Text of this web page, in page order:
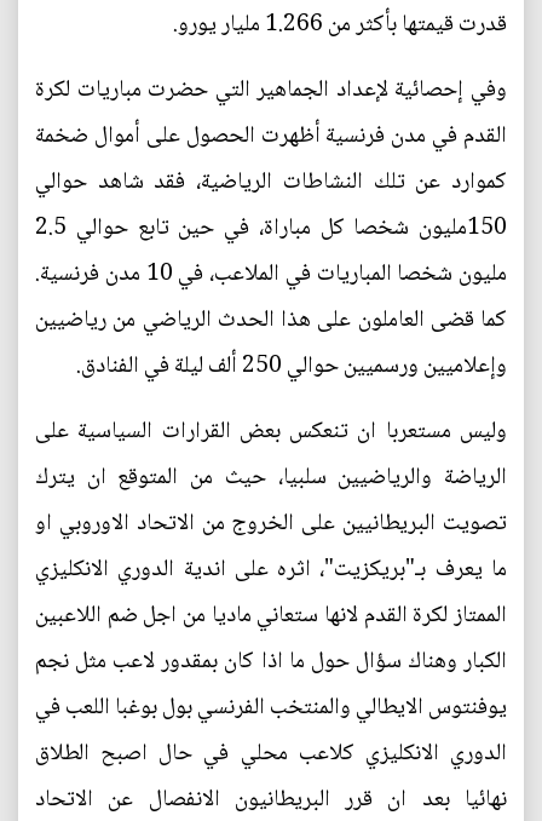
قدرت قيمتها بأكثر من 1.266 مليار يورو.
وفي إحصائية لإعداد الجماهير التي حضرت مباريات لكرة
القدم في مدن فرنسية أظهرت الحصول على أموال ضخمة
كموارد عن تلك النشاطات الرياضية، فقد شاهد حوالي
150مليون شخصا كل مباراة، في حين تابع حوالي 2.5
مليون شخصا المباريات في الملاعب، في 10 مدن فرنسية.
كما قضى العاملون على هذا الحدث الرياضي من رياضيين
وإعلاميين ورسميين حوالي 250 ألف ليلة في الفنادق.
وليس مستعربا ان تنعكس بعض القرارات السياسية على
الرياضة والرياضيين سلبيا، حيث من المتوقع ان يترك
تصويت البريطانيين على الخروج من الاتحاد الاوروبي او
ما يعرف بـ"بريكزيت"، اثره على اندية الدوري الانكليزي
الممتاز لكرة القدم لانها ستعاني ماديا من اجل ضم اللاعبين
الكبار وهناك سؤال حول ما اذا كان بمقدور لاعب مثل نجم
يوفنتوس الايطالي والمنتخب الفرنسي بول بوغبا اللعب في
الدوري الانكليزي كلاعب محلي في حال اصبح الطلاق
نهائيا بعد ان قرر البريطانيون الانفصال عن الاتحاد